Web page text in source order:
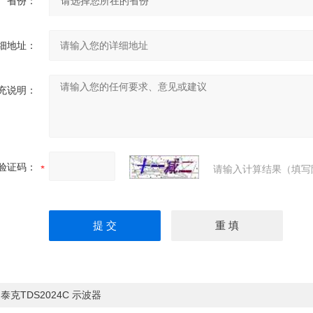
地址：
说明：
证码： 请输入计算结果（填
泰克TDS2024C 示波器